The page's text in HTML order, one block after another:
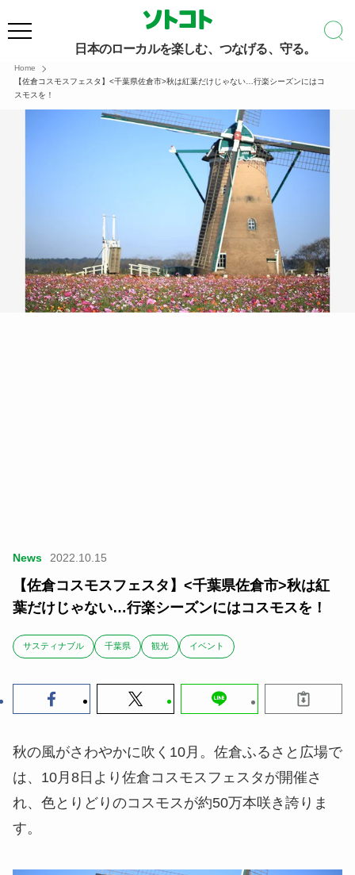
日本のローカルを楽しむ、つなげる、守る。
Home
【佐倉コスモスフェスタ】<千葉県佐倉市>秋は紅葉だけじゃない…行楽シーズンにはコ
スモスを！
News 2022.10.15
【佐倉コスモスフェスタ】<千葉県佐倉市>秋は紅
葉だけじゃない…行楽シーズンにはコスモスを！
サスティナブル 千葉県 観光 イベント
秋の風がさわやかに吹く10月。佐倉ふるさと広場で
は、10月8日より佐倉コスモスフェスタが開催さ
れ、色とりどりのコスモスが約50万本咲き誇りま
す。